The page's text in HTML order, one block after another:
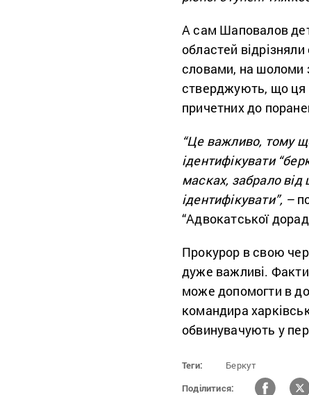
А сам Шаповалов
областей
словами, на шоломи
стверджують, що ця
причетних до
“Це важливо, тому
ідентифікувати
масках, забрало
ідентифікувати”, –
“Адвокатської
Прокурор в свою
дуже важливі.
може допомогти в
командира
обвинувачують у
Теги:
Беркут
Поділитися: